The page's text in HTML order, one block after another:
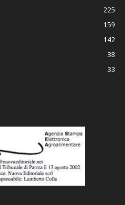
225
159
142
38
33